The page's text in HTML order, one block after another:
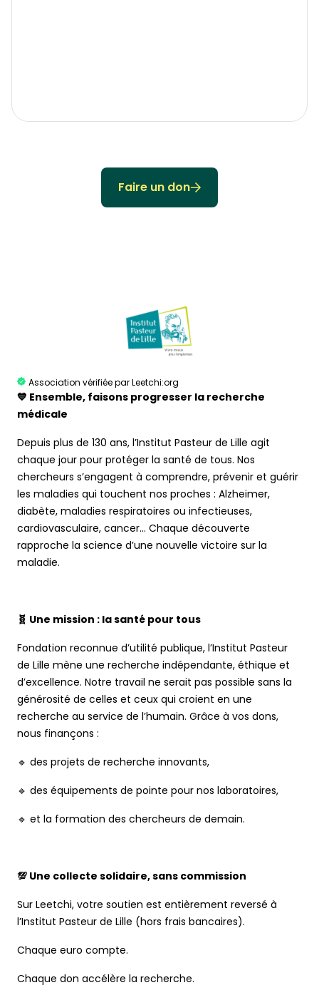
Faire un don
Association vérifiée par Leetchi:org
💙 Ensemble, faisons progresser la recherche
médicale
Depuis plus de 130 ans, l’Institut Pasteur de Lille agit
chaque jour pour protéger la santé de tous. Nos
chercheurs s’engagent à comprendre, prévenir et guérir
les maladies qui touchent nos proches : Alzheimer,
diabète, maladies respiratoires ou infectieuses,
cardiovasculaire, cancer... Chaque découverte
rapproche la science d’une nouvelle victoire sur la
maladie.
🧬 Une mission : la santé pour tous
Fondation reconnue d’utilité publique, l’Institut Pasteur
de Lille mène une recherche indépendante, éthique et
d’excellence. Notre travail ne serait pas possible sans la
générosité de celles et ceux qui croient en une
recherche au service de l’humain. Grâce à vos dons,
nous finançons :
🔹 des projets de recherche innovants,
🔹 des équipements de pointe pour nos laboratoires,
🔹 et la formation des chercheurs de demain.
💯 Une collecte solidaire, sans commission
Sur Leetchi, votre soutien est entièrement reversé à
l’Institut Pasteur de Lille (hors frais bancaires).
Chaque euro compte.
Chaque don accélère la recherche.